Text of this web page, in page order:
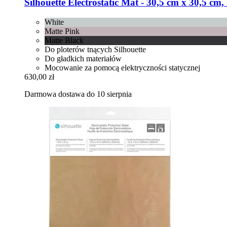
Silhouette Electrostatic Mat -​ 30,5 cm x 30,5
White
Matte Pink
Matte Black
Do ploterów tnących Silhouette
Do gładkich materiałów
Mocowanie za pomocą elektryczności statycznej
630,00 zł
Darmowa dostawa do 10 sierpnia